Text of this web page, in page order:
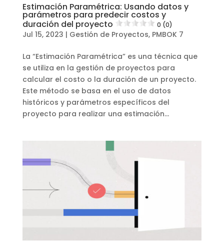
Estimación Paramétrica: Usando datos y
parámetros para predecir costos y
duración del proyecto
0 (0)
Jul 15, 2023 | Gestión de Proyectos, PMBOK 7
La “Estimación Paramétrica” es una técnica que
se utiliza en la gestión de proyectos para
calcular el costo o la duración de un proyecto.
Este método se basa en el uso de datos
históricos y parámetros específicos del
proyecto para realizar una estimación...